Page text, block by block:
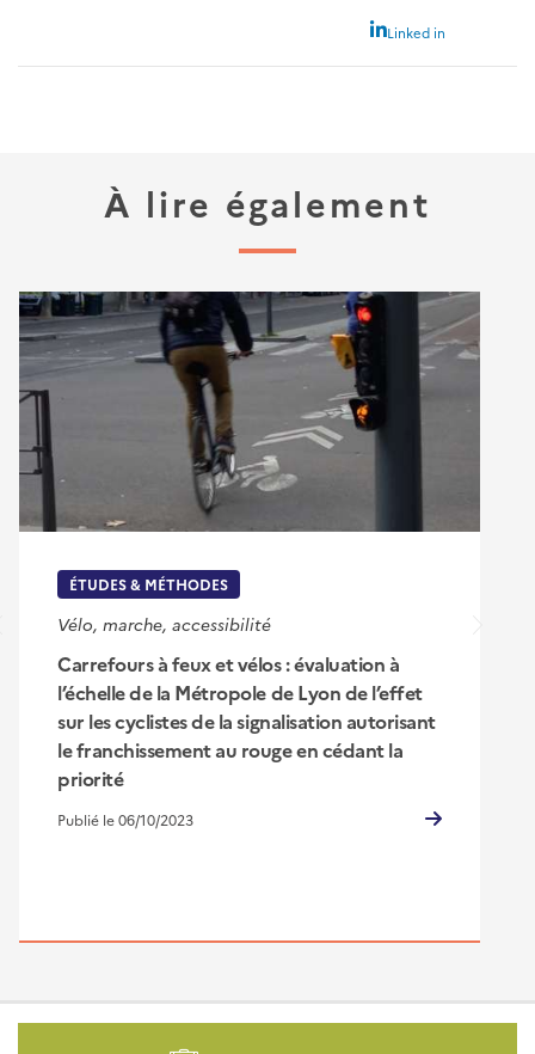
Linked in
À lire également
ÉTUDES & MÉTHODES
Vélo, marche, accessibilité
Carrefours à feux et vélos : évaluation à
l’échelle de la Métropole de Lyon de l’effet
sur les cyclistes de la signalisation autorisant
le franchissement au rouge en cédant la
priorité
Publié le 06/10/2023
Pied